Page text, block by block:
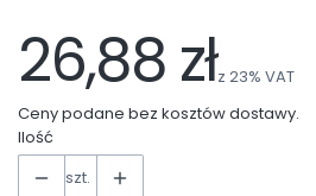
26,88 złz 23% VAT
Ceny podane bez kosztów dostawy.
Ilość
szt.